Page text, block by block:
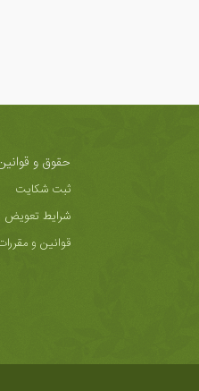
حقوق و
ثبت شکایت
شرایط تعویض
قوانین و